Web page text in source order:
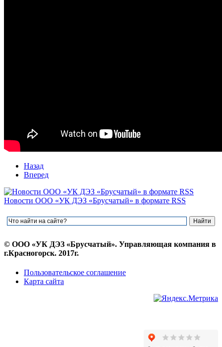
Назад
Вперед
Новости ООО «УК ДЭЗ «Брусчатый» в формате RSS
© ООО «УК ДЭЗ «Брусчатый». Управляющая компания в
г.Красногорск. 2017г.
Пользовательское соглашение
Карта сайта